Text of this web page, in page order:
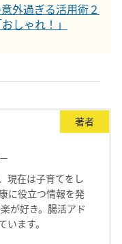
外過ぎる活用術２
しゃれ！」
著者
現在は子育てをし
に役立つ情報を発
が好き。腸活アド
ます。